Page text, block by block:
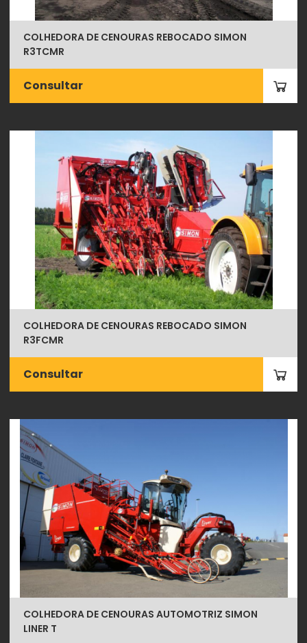
COLHEDORA DE CENOURAS REBOCADO SIMON
R3TCMR
Consultar
COLHEDORA DE CENOURAS REBOCADO SIMON
R3FCMR
Consultar
COLHEDORA DE CENOURAS AUTOMOTRIZ SIMON
LINER T